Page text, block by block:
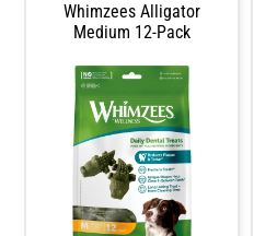
Whimzees Alligator
Medium 12-Pack